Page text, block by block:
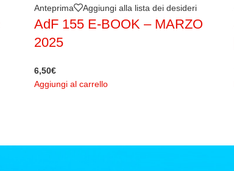
Anteprima Aggiungi alla lista dei desideri
AdF 155 E-BOOK – MARZO
2025
6,50€
Aggiungi al carrello